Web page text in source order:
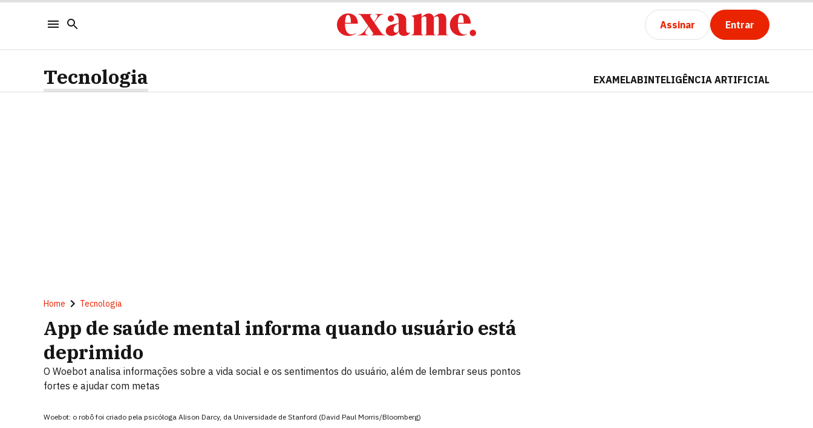
Assinar Entrar
Tecnologia EXAMELABINTELIGÊNCIA ARTIFICIAL
Home Tecnologia
App de saúde mental informa quando usuário está
deprimido
O Woebot analisa informações sobre a vida social e os sentimentos do usuário, além de lembrar seus pontos
fortes e ajudar com metas
Woebot: o robô foi criado pela psicóloga Alison Darcy, da Universidade de Stanford (David Paul Morris/Bloomberg)